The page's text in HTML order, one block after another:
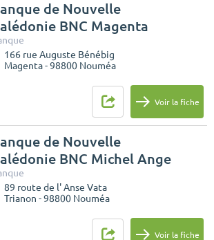
de Nouvelle
BNC Magenta
166 rue Auguste Bénébig
Magenta - 98800 Nouméa
Voir la fiche
de Nouvelle
BNC Michel Ange
89 route de l' Anse Vata
Trianon - 98800 Nouméa
Voir la fiche